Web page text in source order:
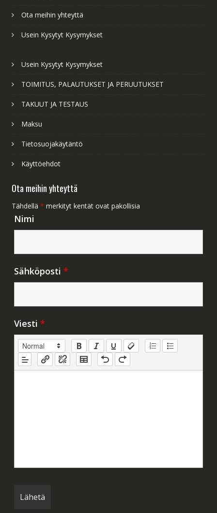
Ota meihin yhteyttä
Usein Kysytyt Kysymykset
Usein Kysytyt Kysymykset
TOIMITUS, PALAUTUKSET JA PERUUTUKSET
TAKUUT JA TESTAUS
Maksu
Tietosuojakäytäntö
Käyttöehdot
Ota meihin yhteyttä
Tähdellä * merkityt kentät ovat pakollisia
Nimi
Sähköposti *
Viesti *